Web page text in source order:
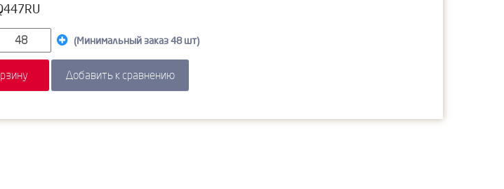
(Минимальный заказ 48 шт)
Добавить к сравнению